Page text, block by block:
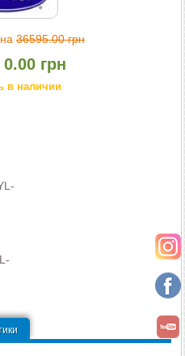
36595.00 грн
0.00 грн
в наличии